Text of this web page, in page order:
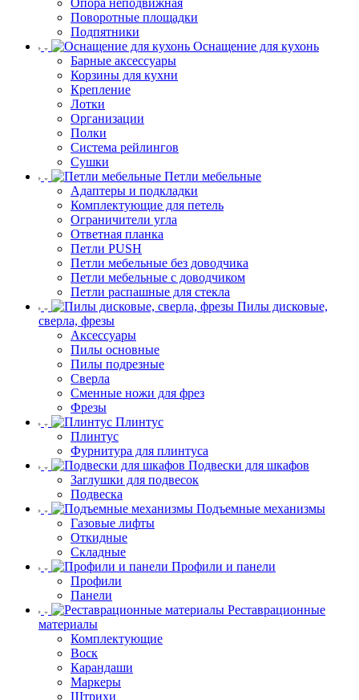
Опора неподвижная
Поворотные площадки
Подпятники
Оснащение для кухонь
Барные аксессуары
Корзины для кухни
Крепление
Лотки
Организации
Полки
Система рейлингов
Сушки
Петли мебельные
Адаптеры и подкладки
Комплектующие для петель
Ограничители угла
Ответная планка
Петли PUSH
Петли мебельные без доводчика
Петли мебельные с доводчиком
Петли распашные для стекла
Пилы дисковые,
сверла, фрезы
Аксессуары
Пилы основные
Пилы подрезные
Сверла
Сменные ножи для фрез
Фрезы
Плинтус
Плинтус
Фурнитура для плинтуса
Подвески для шкафов
Заглушки для подвесок
Подвеска
Подъемные механизмы
Газовые лифты
Откидные
Складные
Профили и панели
Профили
Панели
Реставрационные
материалы
Комплектующие
Воск
Карандаши
Маркеры
Штрихи